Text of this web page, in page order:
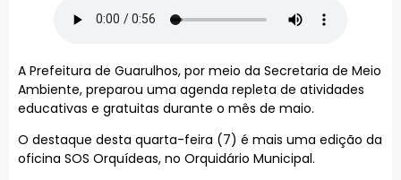
A Prefeitura de Guarulhos, por meio da Secretaria de Meio
Ambiente, preparou uma agenda repleta de atividades
educativas e gratuitas durante o mês de maio.
O destaque desta quarta-feira (7) é mais uma edição da
oficina SOS Orquídeas, no Orquidário Municipal.